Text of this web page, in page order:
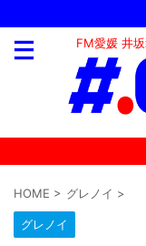
FM愛媛 井
HOME > グレノイ >
グレノイ